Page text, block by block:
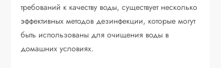
требований к качеству воды, существует несколько
эффективных методов дезинфекции, которые могут
быть использованы для очищения воды в
домашних условиях.